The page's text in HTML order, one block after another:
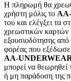
Η πληρωμή θα
χρήστη μόλις το
του και ελέγξει τα
χρεωστικών καρτών
εξουσιοδότησης
φορέας που
AA-
μπορεί να θεωρηθεί
ή μη παράδοση της